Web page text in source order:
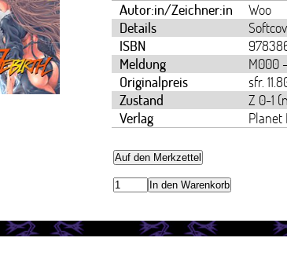
Autor:in/Zeichner:in
Woo
Details
ISBN
Meldung
M000
Originalpreis
sfr.
Zustand
Z 0-1
Verlag
Planet
Auf den Merkzettel
In den Warenkorb